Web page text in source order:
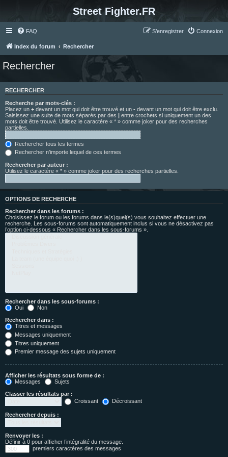
Street Fighter.FR
FAQ Connexion
S’enregistrer
Index du forum Rechercher
Rechercher
RECHERCHER
Recherche par mots-clés :
Placez un + devant un mot qui doit être trouvé et un - devant un mot qui doit être exclu.
Saisissez une suite de mots séparés par des | entre crochets si uniquement un des
mots doit être trouvé. Utilisez le caractère « * » comme joker pour des recherches
partielles.
Rechercher tous les termes
Rechercher n’importe lequel de ces termes
Rechercher par auteur :
Utilisez le caractère « * » comme joker pour des recherches partielles.
OPTIONS DE RECHERCHE
Rechercher dans les forums :
Choisissez le forum ou les forums dans le(s)quel(s) vous souhaitez effectuer une
recherche. Les sous-forums sont automatiquement inclus si vous ne désactivez pas
l’option ci-dessous « Rechercher dans les sous-forums ».
Rechercher dans les sous-forums :
Oui
Non
Rechercher dans :
Titres et messages
Messages uniquement
Titres uniquement
Premier message des sujets uniquement
Afficher les résultats sous forme de :
Messages
Sujets
Classer les résultats par :
Croissant
Décroissant
Rechercher depuis :
Renvoyer les :
Définir à 0 pour afficher l’intégralité du message.
premiers caractères des messages